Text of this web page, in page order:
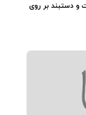
و دستبند بر روی